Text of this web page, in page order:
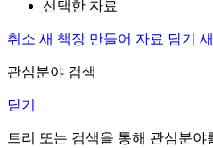
선택한 자료
취소 새 책장 만들어 자료 담기
관심분야 검색
닫기
트리 또는 검색을 통해 관심분야